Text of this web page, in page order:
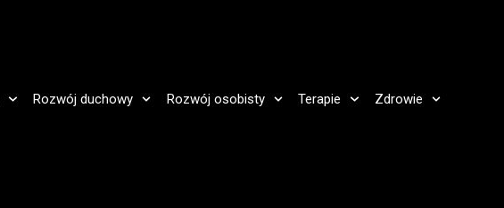
Rozwój duchowy Rozwój osobisty Terapie Zdrowie